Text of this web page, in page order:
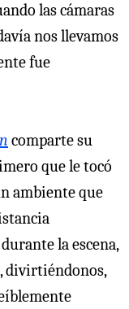
las cámaras
nos llevamos
fue
comparte su
que le tocó
ambiente que
la escena,
divirtiéndonos,